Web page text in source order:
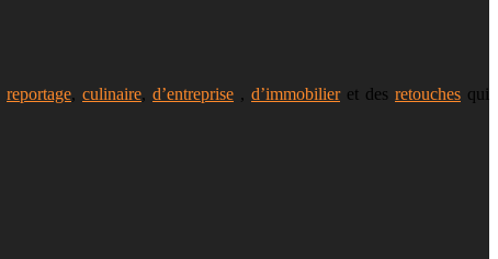
reportage, culinaire, d’entreprise , d’immobilieret des retouches qui